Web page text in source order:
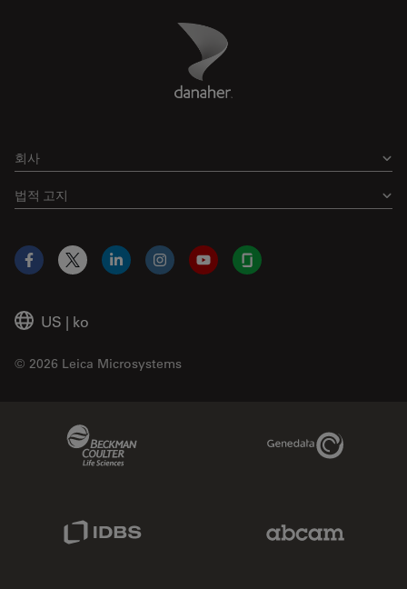
Danaher Logo
회사
법적 고지
US | ko
© 2026 Leica Microsystems
Facebook
X LinkedInInstagramYouTubeGlassdoor
Genedata Link